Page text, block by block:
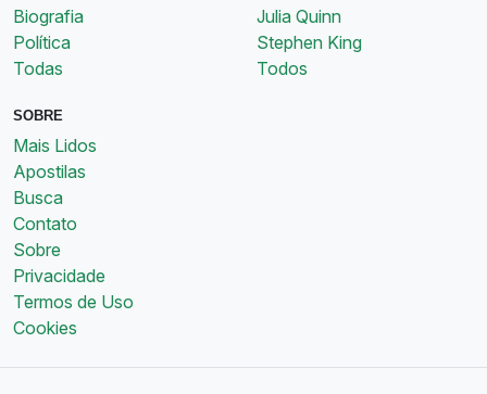
Biografia
Política
Todas
Julia Quinn
Stephen King
Todos
SOBRE
Mais Lidos
Apostilas
Busca
Contato
Sobre
Privacidade
Termos de Uso
Cookies